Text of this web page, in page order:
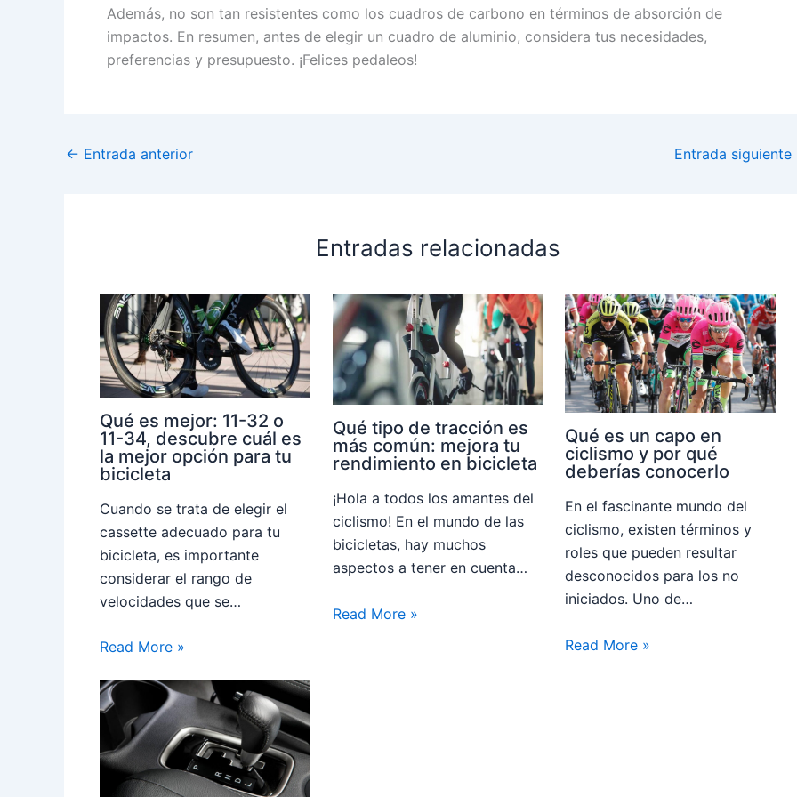
Además, no son tan resistentes como los cuadros de carbono en términos de absorción de
impactos. En resumen, antes de elegir un cuadro de aluminio, considera tus necesidades,
preferencias y presupuesto. ¡Felices pedaleos!
← Entrada anterior Entrada siguiente
Entradas relacionadas
Qué es mejor: 11-32 o
11-34, descubre cuál es
la mejor opción para tu
bicicleta
Cuando se trata de elegir el
cassette adecuado para tu
bicicleta, es importante
considerar el rango de
velocidades que se…
Read More »
Qué tipo de tracción es
más común: mejora tu
rendimiento en bicicleta
¡Hola a todos los amantes del
ciclismo! En el mundo de las
bicicletas, hay muchos
aspectos a tener en cuenta…
Read More »
Qué es un capo en
ciclismo y por qué
deberías conocerlo
En el fascinante mundo del
ciclismo, existen términos y
roles que pueden resultar
desconocidos para los no
iniciados. Uno de…
Read More »